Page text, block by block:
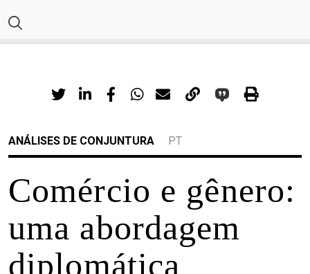
ANÁLISES DE CONJUNTURA PT
Comércio e gênero:
uma abordagem
diplomática